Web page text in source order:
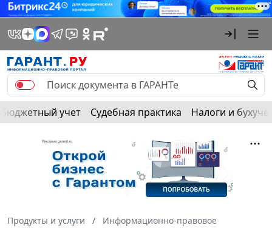
Бюджетный учет Судебная практика Налоги и
Продукты и услуги
Информационно-правовое